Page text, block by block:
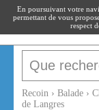
Recoin › Balade ›
de Langres
En poursuivant votre
permettant de vous
respect